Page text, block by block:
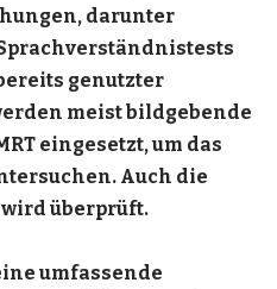
darunter
genutzter
meist bildgebende
eingesetzt, um das
Auch die
überprüft.
umfassende